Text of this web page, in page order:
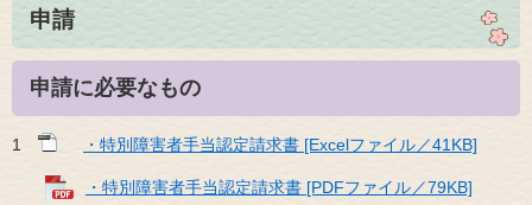
申請
申請に必要なもの
1 ・特別障害者手当認定請求書 [Excelファイル／41KB]
・特別障害者手当認定請求書 [PDFファイル／79KB]